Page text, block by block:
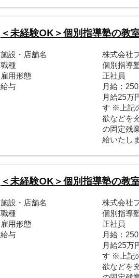
＜未経験OK＞個別指導塾の教
施設・店舗名
株式会社
職種
個別指導
雇用形態
正社員
給与
月給：
月給25万
す ※上記
欲などを
の固定残
給いたし
＜未経験OK＞個別指導塾の教
施設・店舗名
株式会社
職種
個別指導
雇用形態
正社員
給与
月給：
月給25万
す ※上記
欲などを